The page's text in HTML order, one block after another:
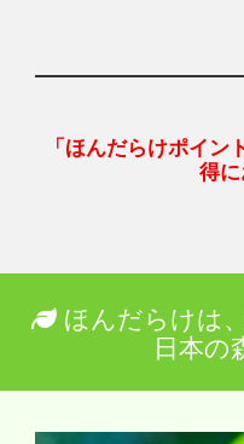
「ほんだらけポイ
得
ほんだらけは
日本の